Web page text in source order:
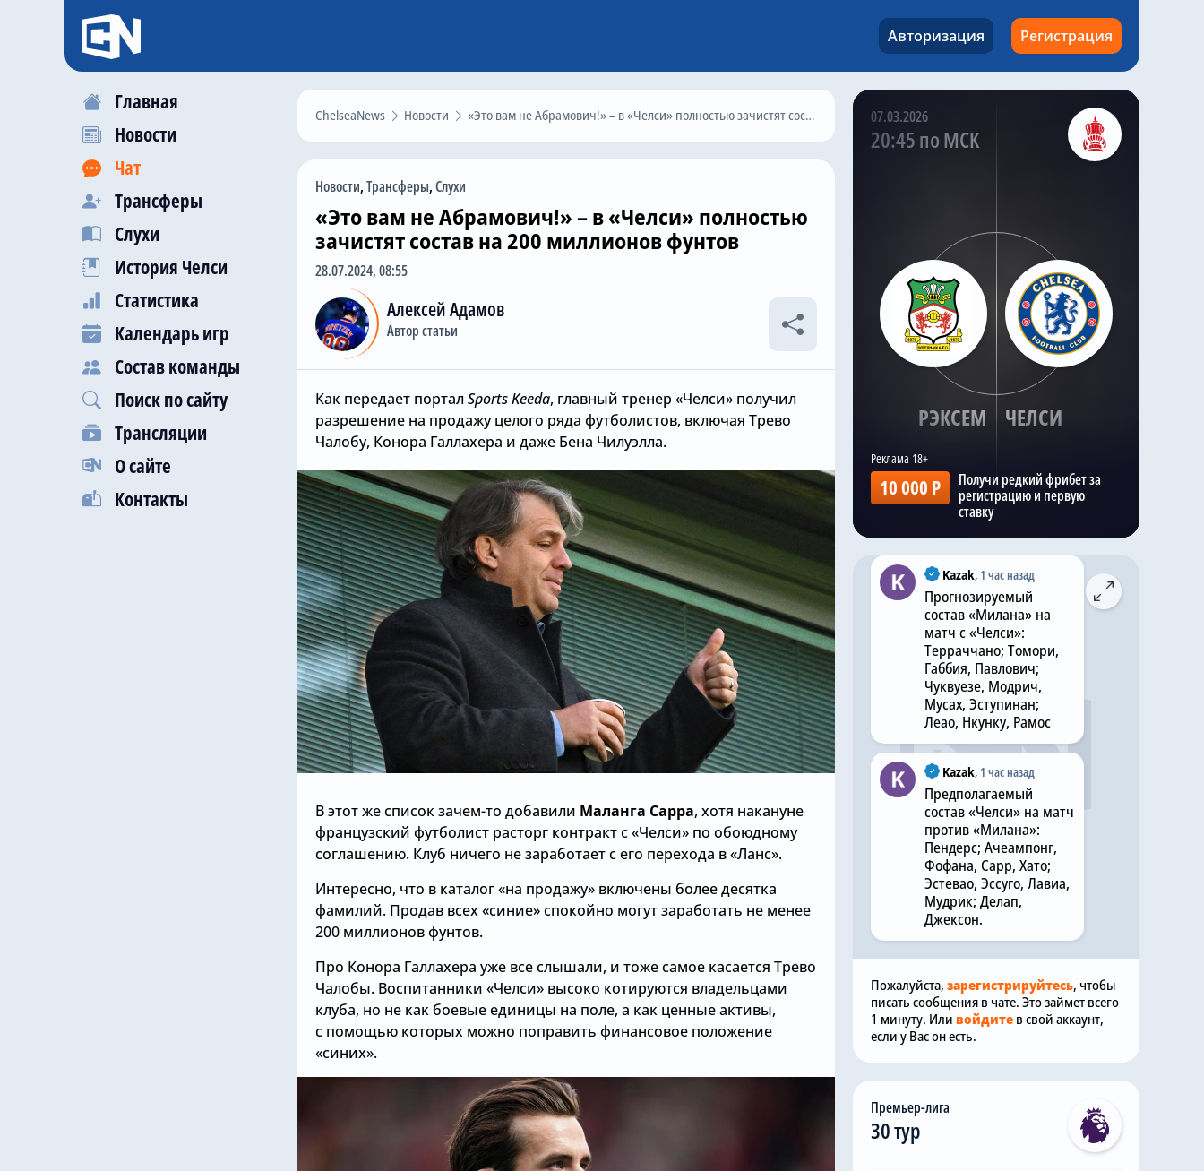
Авторизация Регистрация
Главная
Новости
Чат
Трансферы
Слухи
История Челси
Статистика
Календарь игр
Состав команды
Поиск по сайту
Трансляции
О сайте
Контакты
ChelseaNews Новости «Это вам не Абрамович!» – в «Челси» полностью зачистят состав на 200 миллионов фунтов
Новости,Трансферы,Слухи
«Это вам не Абрамович!» – в «Челси» полностью
зачистят состав на 200 миллионов фунтов
28.07.2024, 08:55
Алексей Адамов
Автор статьи
Как передает порталSports Keeda, главный тренер «Челси» получил
разрешение на продажу целого ряда футболистов, включая Трево
Чалобу, Конора Галлахера и даже Бена Чилуэлла.
В этот же список зачем-то добавили Маланга Сарра, хотя накануне
французский футболист расторг контракт с «Челси» по обоюдному
соглашению. Клуб ничего не заработает с его перехода в «Ланс».
Интересно, что в каталог «на продажу» включены более десятка
фамилий. Продав всех «синие» спокойно могут заработать не менее
200 миллионов фунтов.
Про Конора Галлахера уже все слышали, и тоже самое касается Трево
Чалобы. Воспитанники «Челси» высоко котируются владельцами
клуба, но не как боевые единицы на поле, а как ценные активы,
с помощью которых можно поправить финансовое положение
«синих».
07.03.2026
20:45 по МСК
РЭКСЕМ ЧЕЛСИ
10 000 Р
Получи редкий фрибет за
регистрацию и первую
ставку
рассматривает
варианты замены.
Kazak,1 час назад
По сообщениям,
«Челси» возобновил
переговоры с «Кристал
Уортона, продолжая
поиски долгосрочного
усиления в центре
поля.
По словам хорошо
информированного
инсайдера «Челси»
Саймона Филлипса,
«синие» возобновили
переговоры с «Кристал
изучить возможность
подписания контракта
с игроком сборной
Англии до закрытия
трансферного окна.
Kazak, 1 час назад
Прогнозируемый
состав «Милана» на
матч с «Челси»:
Терраччано; Томори,
Габбия, Павлович;
Чуквуезе, Модрич,
Мусах, Эступинан;
Леао, Нкунку, Рамос
Kazak, 1 час назад
Предполагаемый
состав «Челси» на матч
против «Милана»:
Пендерс; Ачеампонг,
Фофана, Сарр, Хато;
Эстевао, Эссуго, Лавиа,
Мудрик; Делап,
Джексон.
Пожалуйста, зарегистрируйтесь, чтобы
писать сообщения в чате. Это займет всего
1 минуту. Или войдите в свой аккаунт,
если у Вас он есть.
Премьер-лига
30 тур